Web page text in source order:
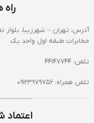
آدرس: تهران – شهرزیبا، بلوار
مخابرات طبقه اول واحد یک
تلفن: 44147744
تلفن همراه: 09123979756
اعتماد